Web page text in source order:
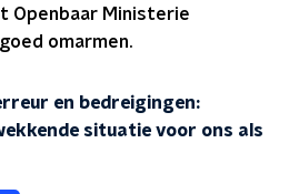
Openbaar Ministerie
omarmen.
en bedreigingen:
situatie voor ons als